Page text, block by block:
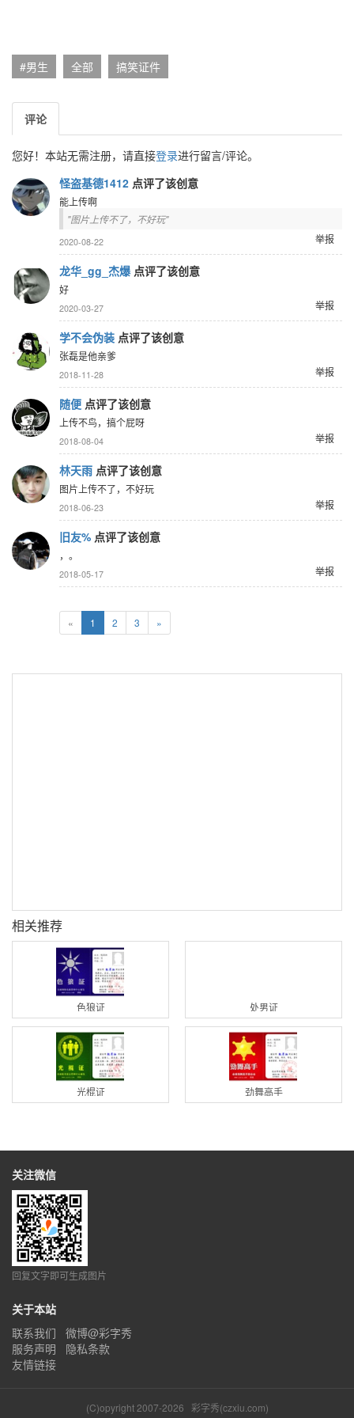
#男生 全部 搞笑证件
评论
您好！本站无需注册，请直接登录进行留言/评论。
怪盗基德1412 点评了该创意
能上传啊
图片上传不了，不好玩
举报
2020-08-22
龙华_gg_杰爆点评了该创意
好
举报
2020-03-27
学不会伪装 点评了该创意
张磊是他亲爹
举报
2018-11-28
随便 点评了该创意
上传不鸟，搞个屁呀
举报
2018-08-04
林天雨 点评了该创意
图片上传不了，不好玩
举报
2018-06-23
旧友% 点评了该创意
，。
举报
2018-05-17
« 1 2 3 »
相关推荐
色狼证 处男证
光棍证 劲舞高手
关注微信
回复文字即可生成图片
关于本站
联系我们
微博@彩字秀
服务声明
隐私条款
友情链接
(C)opyright 2007-2026 彩字秀(czxiu.com)